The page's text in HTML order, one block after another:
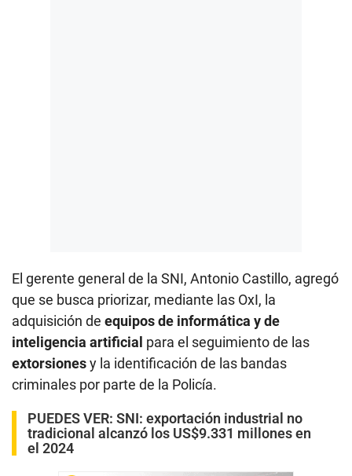
El gerente general de la SNI, Antonio Castillo, agregó
que se busca priorizar, mediante las OxI, la
adquisición de equipos de informática y de
inteligencia artificial para el seguimiento de las
extorsionesy la identificación de las bandas
criminales por parte de la Policía.
PUEDES VER: SNI: exportación industrial no
tradicional alcanzó los US$9.331 millones en
el 2024